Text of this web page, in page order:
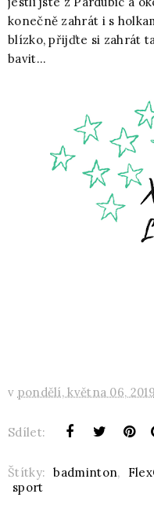
konečně zahrát i s
blízko, přijďte si zahrát
bavit...
v pondělí, května 06, 2019
Sdílet:
Štítky: badminton,
sport